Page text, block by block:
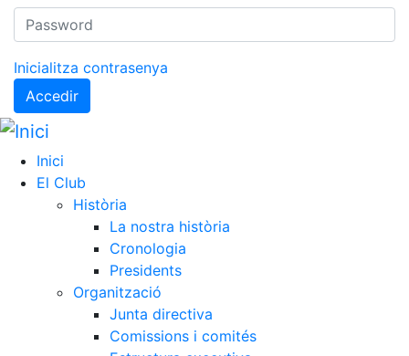
Inicialitza contrasenya
Accedir
Inici
El Club
Història
La nostra història
Cronologia
Presidents
Organització
Junta directiva
Comissions i comités